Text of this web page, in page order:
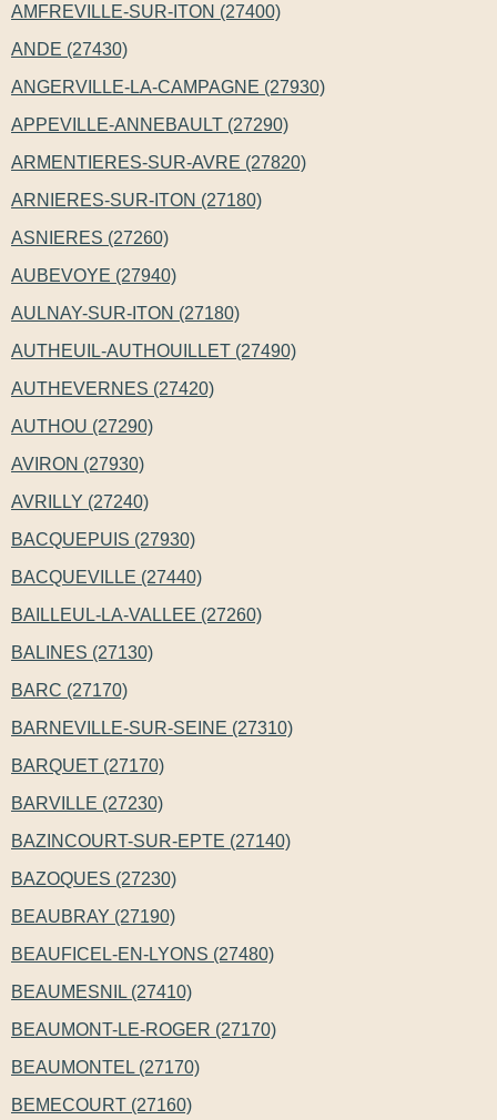
AMFREVILLE-SUR-ITON (27400)
ANDE (27430)
ANGERVILLE-LA-CAMPAGNE (27930)
APPEVILLE-ANNEBAULT (27290)
ARMENTIERES-SUR-AVRE (27820)
ARNIERES-SUR-ITON (27180)
ASNIERES (27260)
AUBEVOYE (27940)
AULNAY-SUR-ITON (27180)
AUTHEUIL-AUTHOUILLET (27490)
AUTHEVERNES (27420)
AUTHOU (27290)
AVIRON (27930)
AVRILLY (27240)
BACQUEPUIS (27930)
BACQUEVILLE (27440)
BAILLEUL-LA-VALLEE (27260)
BALINES (27130)
BARC (27170)
BARNEVILLE-SUR-SEINE (27310)
BARQUET (27170)
BARVILLE (27230)
BAZINCOURT-SUR-EPTE (27140)
BAZOQUES (27230)
BEAUBRAY (27190)
BEAUFICEL-EN-LYONS (27480)
BEAUMESNIL (27410)
BEAUMONT-LE-ROGER (27170)
BEAUMONTEL (27170)
BEMECOURT (27160)